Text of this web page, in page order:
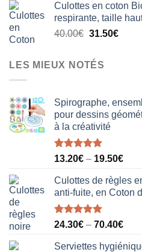
initial
était :
18.50€.
est :
Culottes en coton
respirante, taille
40.00€ Le
initial
était :
31.50€Le
LES MIEUX NOTÉS
Spirographe,
pour dessins
à la créativité
Note5.00
13.20€ – 19.50€
Culottes de règles
anti-fuite, en Coton
Note5.00
24.30€ – 70.40€
Serviettes